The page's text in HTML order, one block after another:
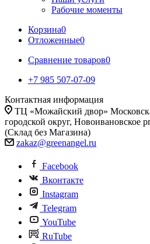
Рабочие моменты
Корзина0
Отложенные0
Сравнение товаров0
+7 985 507-07-09
Контактная информация
ТЦ «Можайский двор»
городской округ, Новоивановское
(Склад без Магазина)
zakaz@greenangel.ru
Facebook
Вконтакте
Instagram
Telegram
YouTube
RuTube